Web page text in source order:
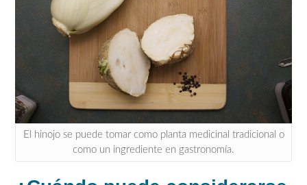
El hinojo se puede tomar como planta medicinal tradicional o
como un ingrediente en gastronomía.